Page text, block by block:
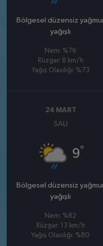
Bölgesel düzensiz
yağışlı
Nem: %76
Rüzgar: 8 km/h
Yağış Olasılığı: %73
24 MART
SALI
9°
Bölgesel düzensiz
yağışlı
Nem: %82
Rüzgar: 13 km/h
Yağış Olasılığı: %80